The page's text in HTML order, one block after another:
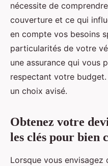
nécessite de
couverture et ce qui
en compte vos besoins
particularités de votre
une assurance qui vous
respectant votre
un choix avisé.
Obtenez votre
les clés pour bien
Lorsque vous envisagez